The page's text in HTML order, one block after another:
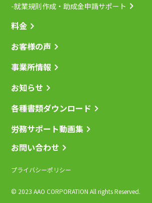
-就業規則作成・助成金申請サポート
料金
お客様の声
事業所情報
お知らせ
各種書類ダウンロード
労務サポート動画集
お問い合わせ
プライバシーポリシー
© 2023 AAO CORPORATION All rights Reserved.